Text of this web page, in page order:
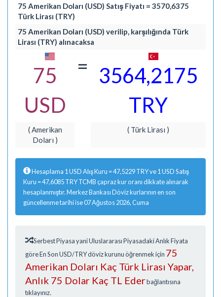
75 Amerikan Doları (USD) Satış Fiyatı = 3570,6375
Türk Lirası (TRY)
75 Amerikan Doları (USD) verilip, karşılığında Türk
Lirası (TRY) alınacaksa
75
USD
= 3564,2175
TRY
( Amerikan
Doları )
( Türk Lirası )
Hesaplama 1 USD Alış Kuru = 47,5229 TRY ve 1 USD Satış
Kuru = 47,6085 TRY TCMB çapraz kur oranı dikkate alınarak
hesaplanmıştır. Merkez Bankası Döviz kurlarının en son
güncellenme tarihi ise 07 Ağustos 2026, Cuma
Serbest Piyasa yani Uluslararası Piyasadaki Anlık Fiyata
göre En Son USD/TRY döviz kurunu öğrenmek için 75
Amerikan Doları Kaç Türk Lirası Yapar,
Anlık 75 Dolar Kaç TL Ederbağlantısına
tıklayınız.